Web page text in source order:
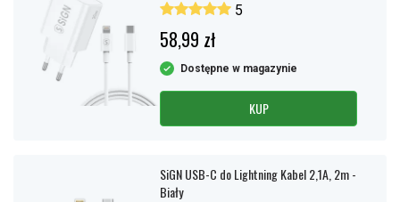
5
58,99 zł
Dostępne w magazynie
KUP
SiGN USB-C do Lightning Kabel 2,1A, 2m -
Biały